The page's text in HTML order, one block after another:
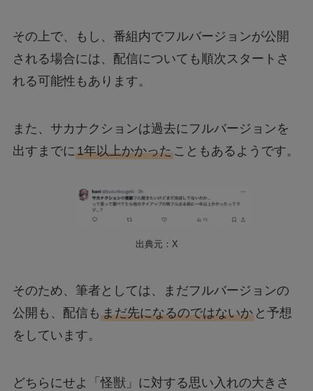
その上で、もし、番組内でフルバージョンが公開
される場合には、配信についても順次スタートさ
れる可能性もあります。
また、サカナクションは過去にフルバージョンを
出すまでに1年以上かかったこともあるようです。
出典元：X
そのため、筆者としては、まだフルバージョンの
公開も、配信も まだ先になるのではないかと予想
をしています。
どちらにせよ「怪獣」に対する思い入れの大きさ